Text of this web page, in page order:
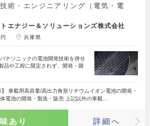
術・エンジニアリング（電気・電
エナジー＆ソリューションズ株式会社
兵庫県
ナソニックの電池開発技術を併せ
品や工程に限定されず、開発・購
】 車載用高容量/高出力角形リチウムイオン電池の開発・
電池の開発・製造・販売 上記以外の車載…
あり 詳細へ